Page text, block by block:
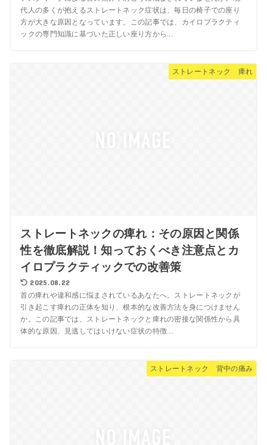
代人の多くが抱えるストレートネック症状は、毎日の椅子での座り
方が大きな原因となっています。この記事では、カイロプラクティ
ックの専門知識に基づいた正しい座り方から...
ストレートネック 痺れ
ストレートネックの痺れ：その原因と関係
性を徹底解説！知っておくべき注意点とカ
イロプラクティックでの改善策
2025.08.22
首の痺れや違和感に悩まされているあなたへ。ストレートネックが
引き起こす痺れの正体を知り、根本的な改善方法を身につけません
か。この記事では、ストレートネックと痺れの密接な関係性から具
体的な原因、見逃してはいけない症状の特徴...
ストレートネック 背中の痛み